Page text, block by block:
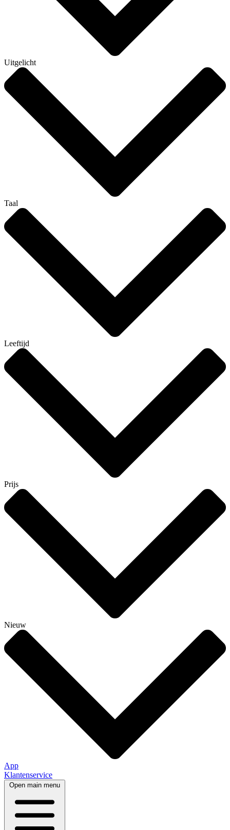
Uitgelicht
Taal
Leeftijd
Prijs
Nieuw
App
Klantenservice
Open main menu